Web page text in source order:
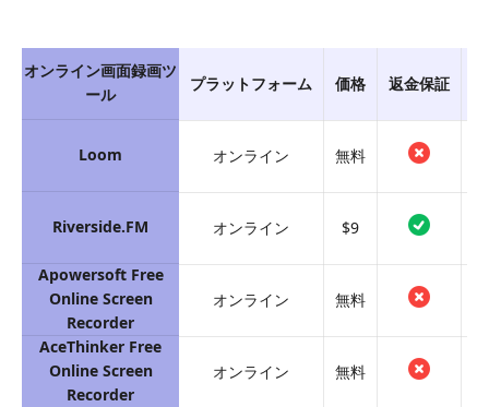
オンライン画面録画ツ
ール
Loom
Riverside.FM
Apowersoft Free
Online Screen
Recorder
AceThinker Free
Online Screen
Recorder
プラットフォーム 価格 返金保証
オンライン 無料
オンライン $9
オンライン 無料
オンライン 無料